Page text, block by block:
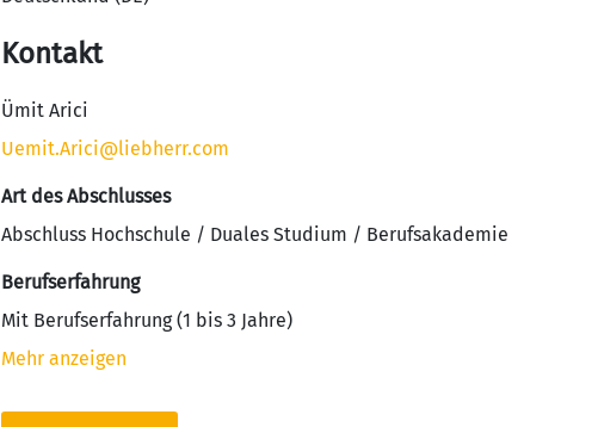
Kontakt
Ümit Arici
Uemit.Arici@liebherr.com
Art des Abschlusses
Abschluss Hochschule / Duales Studium / Berufsakademie
Berufserfahrung
Mit Berufserfahrung (1 bis 3 Jahre)
Mehr anzeigen